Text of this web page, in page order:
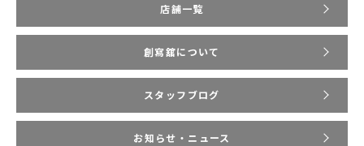
店舗一覧
創寫舘について
スタッフブログ
お知らせ・ニュース